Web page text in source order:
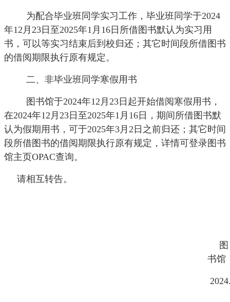
为配合毕业班同学实习工作，毕业班同学于2024
年12 月 23 日至2025年1 月 16 日所借图书默认为实习用
书，可以等实习结束后到校归还；其它时间段所借图书
的借阅期限执行原有规定。
二、非毕业班同学寒假用书
图书馆于2024年12 月23 日起开始借阅寒假用书，
在2024年12 月 23 日至2025年1 月 16 日，期间所借图书默
认为假期用书，可于2025年3月 2 日之前归还；其它时间
段所借图书的借阅期限执行原有规定，详情可登录图书
馆主页OPAC查询。
请相互转告。
图
书馆
2024